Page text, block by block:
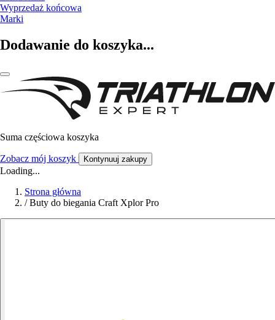
Wyprzedaż końcowa
Marki
Dodawanie do koszyka...
Suma częściowa koszyka
Zobacz mój koszyk Kontynuuj zakupy
Loading...
Strona główna
/ Buty do biegania Craft Xplor Pro